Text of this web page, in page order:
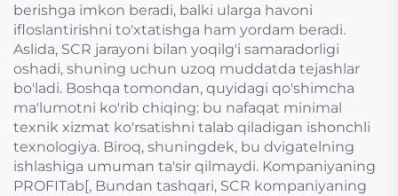
berishga imkon beradi, balki ularga havoni
ifloslantirishni to'xtatishga ham yordam beradi.
Aslida, SCR jarayoni bilan yoqilg'i samaradorligi
oshadi, shuning uchun uzoq muddatda tejashlar
bo'ladi. Boshqa tomondan, quyidagi qo'shimcha
ma'lumotni ko'rib chiqing: bu nafaqat minimal
texnik xizmat ko'rsatishni talab qiladigan ishonchli
texnologiya. Biroq, shuningdek, bu dvigatelning
ishlashiga umuman ta'sir qilmaydi. Kompaniyaning
PROFITab[, Bundan tashqari, SCR kompaniyaning